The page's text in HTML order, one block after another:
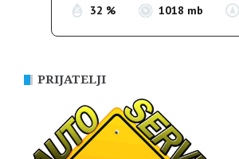
32 % 1018 mb
PRIJATELJI